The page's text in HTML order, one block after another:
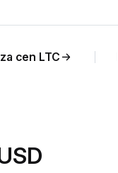
cen LTC